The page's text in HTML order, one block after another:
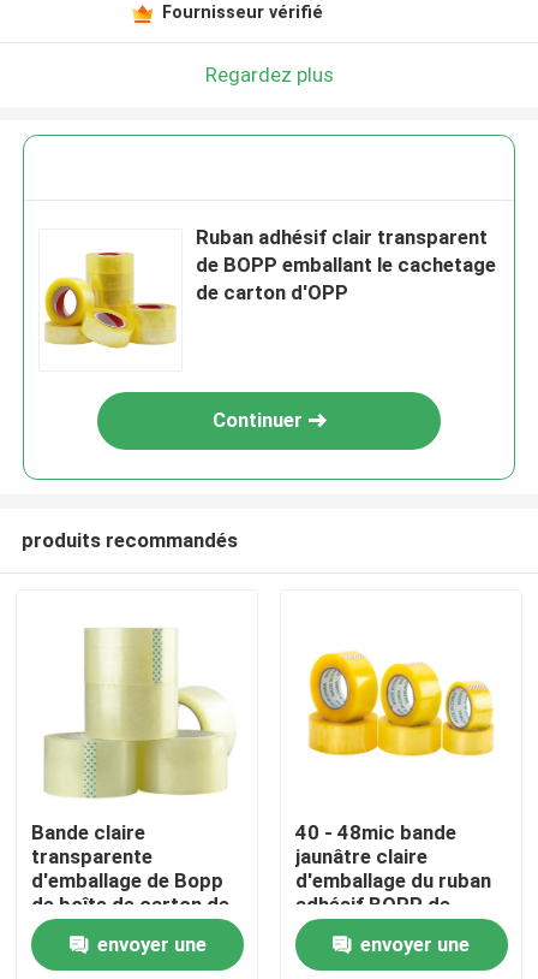
Maison
Produits
Au sujet de nous
Fournisseur vérifié
Regardez plus
Ruban adhésif clair transparent
de BOPP emballant le cachetage
de carton d'OPP
Continuer
produits recommandés
Bande claire
transparente
d'emballage de Bopp
de boîte de carton de
paquet clair adhésif
de cachetage
envoyer une
40 - 48mic bande
jaunâtre claire
d'emballage du ruban
adhésif BOPP de
l'épaisseur BOPP
envoyer une